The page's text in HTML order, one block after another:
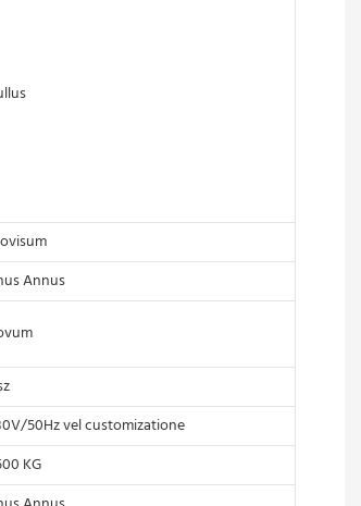
Annus
50Hz vel customizatione
KG